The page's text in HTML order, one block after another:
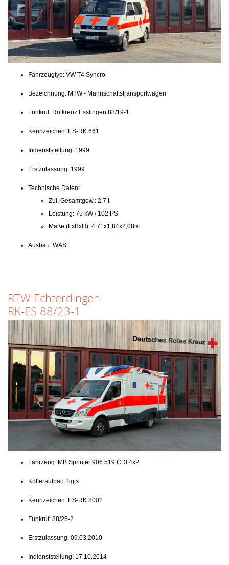
Fahrzeugtyp: VW T4 Syncro
Bezeichnung: MTW - Mannschaftstransportwagen
Funkruf: Rotkreuz Esslingen 88/19-1
Kennzeichen: ES-RK 661
Indienststellung: 1999
Erstzulassung: 1999
Technische Daten:
Zul. Gesamtgew.: 2,7 t
Leistung: 75 kW / 102 PS
Maße (LxBxH): 4,71x1,84x2,08m
Ausbau: WAS
RTW Echterdingen
RK-ES 88/23-1
Fahrzeug: MB Sprinter 906 519 CDI 4x2
Kofferaufbau Tigis
Kennzeichen: ES-RK 8002
Funkruf: 88/25-2
Erstzulassung: 09.03.2010
Indienststellung: 17.10.2014